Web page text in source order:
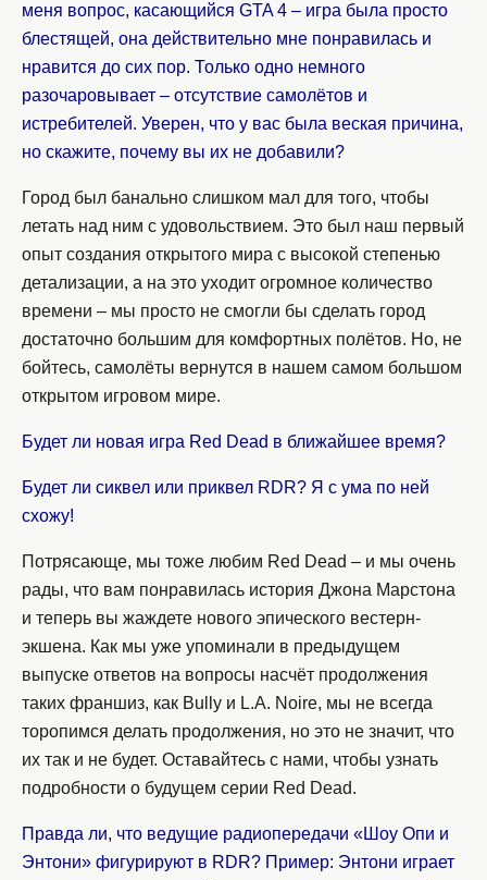
меня вопрос, касающийся GTA 4 – игра была просто
блестящей, она действительно мне понравилась и
нравится до сих пор. Только одно немного
разочаровывает – отсутствие самолётов и
истребителей. Уверен, что у вас была веская причина,
но скажите, почему вы их не добавили?
Город был банально слишком мал для того, чтобы
летать над ним с удовольствием. Это был наш первый
опыт создания открытого мира с высокой степенью
детализации, а на это уходит огромное количество
времени – мы просто не смогли бы сделать город
достаточно большим для комфортных полётов. Но, не
бойтесь, самолёты вернутся в нашем самом большом
открытом игровом мире.
Будет ли новая игра Red Dead в ближайшее время?
Будет ли сиквел или приквел RDR? Я с ума по ней
схожу!
Потрясающе, мы тоже любим Red Dead – и мы очень
рады, что вам понравилась история Джона Марстона
и теперь вы жаждете нового эпического вестерн-
экшена. Как мы уже упоминали в предыдущем
выпуске ответов на вопросы насчёт продолжения
таких франшиз, как Bully и L.A. Noire, мы не всегда
торопимся делать продолжения, но это не значит, что
их так и не будет. Оставайтесь с нами, чтобы узнать
подробности о будущем серии Red Dead.
Правда ли, что ведущие радиопередачи «Шоу Опи и
Энтони» фигурируют в RDR? Пример: Энтони играет